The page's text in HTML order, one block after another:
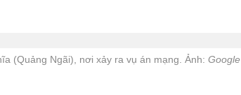
(Quảng Ngãi), nơi xảy ra vụ án mạng. Ảnh: Google